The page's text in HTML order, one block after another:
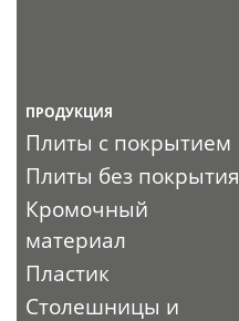
ПРОДУКЦИЯ
Плиты с покрытием
Плиты без покрытия
Кромочный
материал
Пластик
Столешницы и